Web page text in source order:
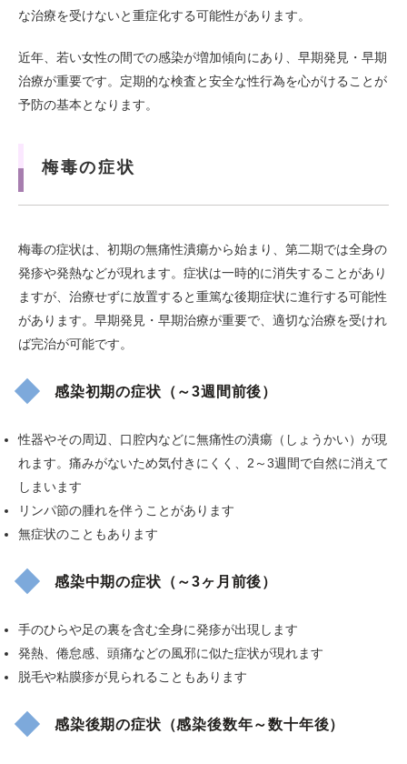
な治療を受けないと重症化する可能性があります。
近年、若い女性の間での感染が増加傾向にあり、早期発見・早期
治療が重要です。定期的な検査と安全な性行為を心がけることが
予防の基本となります。
梅毒の症状
梅毒の症状は、初期の無痛性潰瘍から始まり、第二期では全身の
発疹や発熱などが現れます。症状は一時的に消失することがあり
ますが、治療せずに放置すると重篤な後期症状に進行する可能性
があります。早期発見・早期治療が重要で、適切な治療を受けれ
ば完治が可能です。
感染初期の症状（～3週間前後）
性器やその周辺、口腔内などに無痛性の潰瘍（しょうかい）が現
れます。痛みがないため気付きにくく、2～3週間で自然に消えて
しまいます
リンパ節の腫れを伴うことがあります
無症状のこともあります
感染中期の症状（～3ヶ月前後）
手のひらや足の裏を含む全身に発疹が出現します
発熱、倦怠感、頭痛などの風邪に似た症状が現れます
脱毛や粘膜疹が見られることもあります
感染後期の症状（感染後数年～数十年後）